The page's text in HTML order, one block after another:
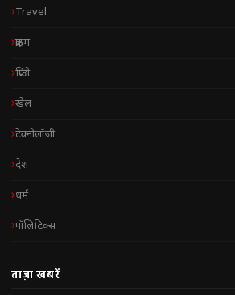
Travel
क्राइम
क्रिप्टो
खेल
टेक्नोलॉजी
देश
धर्म
पॉलिटिक्स
ताज़ा खबरें